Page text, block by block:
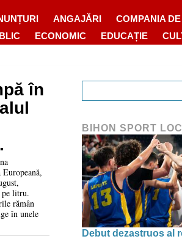
ANGAJĂRI
COMPANIA
ECONOMIC EDUCAȚIE
în
pe litru.
rămân
în unele
BIHON SPORT
Debut dezastruos al